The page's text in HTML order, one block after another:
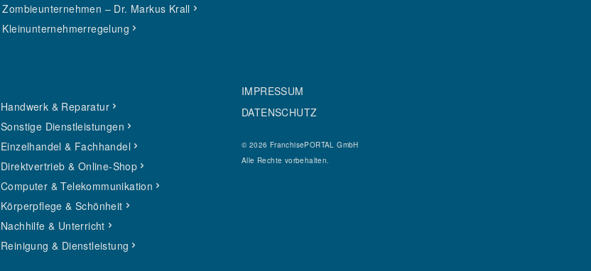
Zombieunternehmen – Dr. Markus Krall
Kleinunternehmerregelung
Handwerk & Reparatur
Sonstige Dienstleistungen
Einzelhandel & Fachhandel
Direktvertrieb & Online-Shop
Computer & Telekommunikation
Körperpflege & Schönheit
Nachhilfe & Unterricht
Reinigung & Dienstleistung
IMPRESSUM
DATENSCHUTZ
© 2026 FranchisePORTAL GmbH
Alle Rechte vorbehalten.